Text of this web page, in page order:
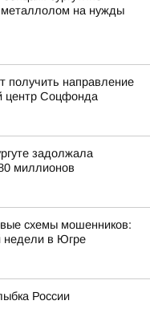
металлолом на нужды
получить направление
центр Соцфонда
задолжала
миллионов
схемы мошенников:
недели в Югре
России